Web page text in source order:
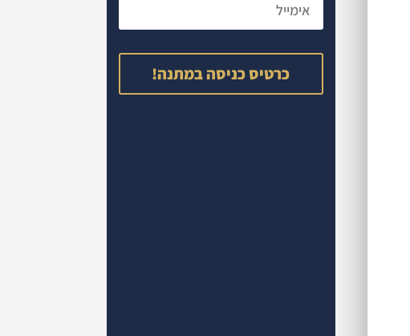
כרטיס כניסה במתנה!